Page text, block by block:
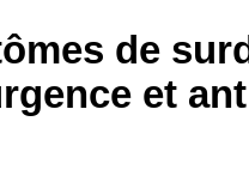
de
et